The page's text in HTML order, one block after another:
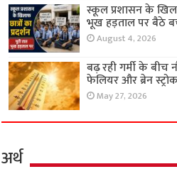
स्कूल प्रशासन के
भूख हड़ताल पर बैठे
August 4, 2026
बढ़ रही गर्मी के बीच
फेलियर और ब्रेन
May 27, 2026
अर्थ